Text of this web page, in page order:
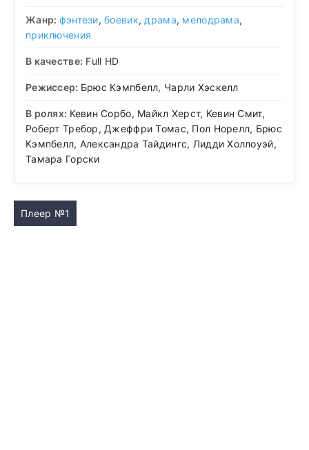
Жанр: фэнтези,боевик, драма, мелодрама,
приключения
В качестве: Full HD
Режиссер: Брюс Кэмпбелл, Чарли Хэскелл
В ролях: Кевин Сорбо, Майкл Херст, Кевин Смит,
Роберт Требор, Джеффри Томас, Пол Норелл, Брюс
Кэмпбелл, Александра Тайдингс, Лидди Холлоуэй,
Тамара Горски
Плеер №1